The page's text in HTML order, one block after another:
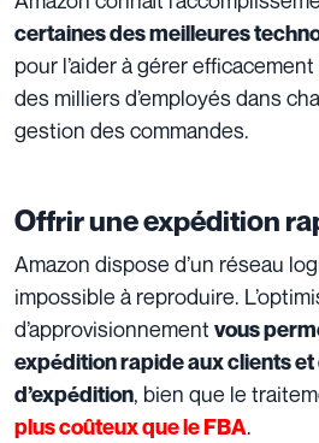
certaines des meilleures
pour l’aider à gérer
des milliers d’employés dans
gestion des commandes.
Offrir une expédition
Amazon dispose d’un réseau
impossible à reproduire.
d’approvisionnement vous
expédition rapide aux clients
d’expédition, bien que le
plus coûteux que le FBA.